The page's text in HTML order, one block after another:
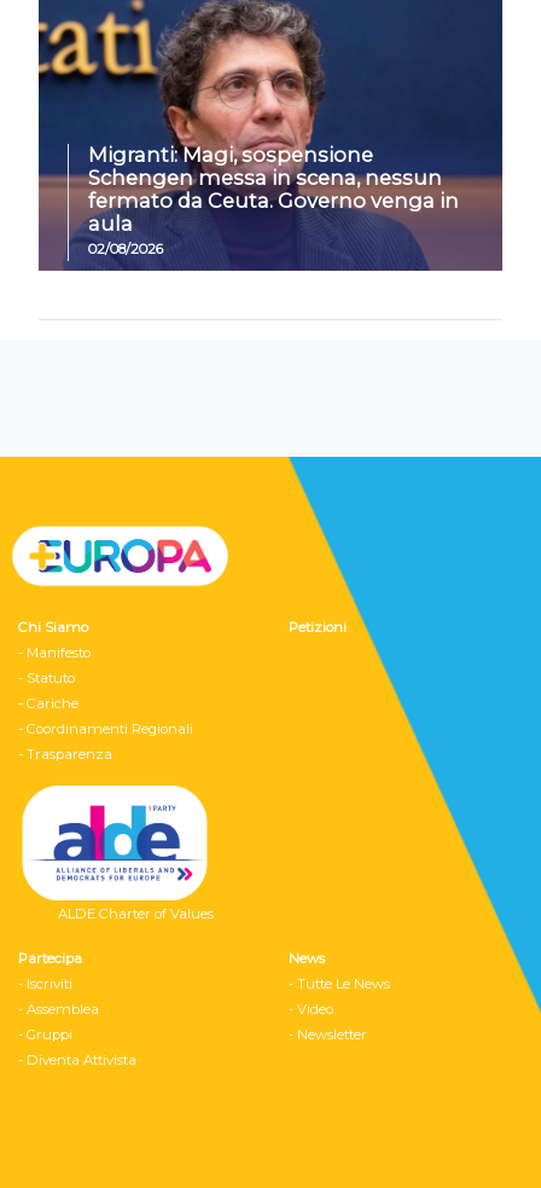
Migranti: Magi, sospensione
Schengen messa in scena, nessun
fermato da Ceuta. Governo venga in
aula
02/08/2026
Chi Siamo
- Manifesto
- Statuto
- Cariche
- Coordinamenti Regionali
- Trasparenza
ALDE Charter of Values
Petizioni
Partecipa
- Iscriviti
- Assemblea
- Gruppi
- Diventa Attivista
News
- Tutte Le News
- Video
- Newsletter